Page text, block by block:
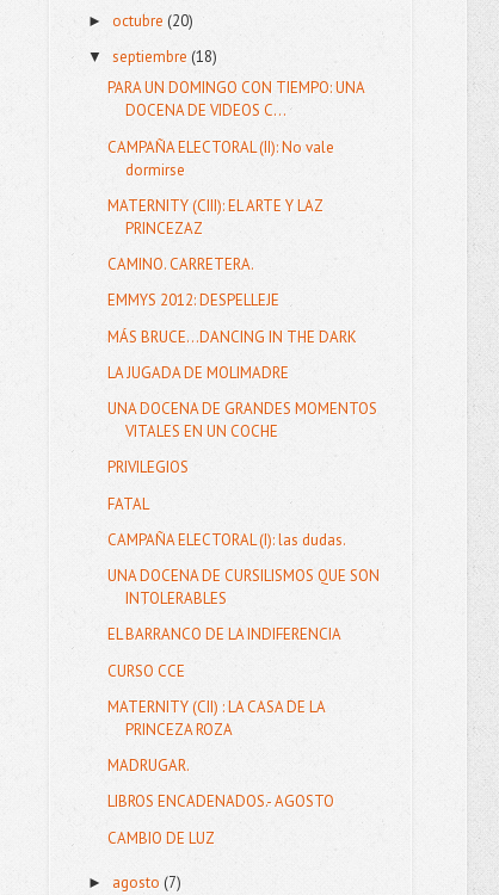
► octubre(20)
▼septiembre(18)
PARA UN DOMINGO CON TIEMPO: UNA
DOCENA DE VIDEOS C...
CAMPAÑA ELECTORAL (II): No vale
dormirse
MATERNITY (CIII): EL ARTE Y LAZ
PRINCEZAZ
CAMINO. CARRETERA.
EMMYS 2012: DESPELLEJE
MÁS BRUCE...DANCING IN THE DARK
LA JUGADA DE MOLIMADRE
UNA DOCENA DE GRANDES MOMENTOS
VITALES EN UN COCHE
PRIVILEGIOS
FATAL
CAMPAÑA ELECTORAL (I): las dudas.
UNA DOCENA DE CURSILISMOS QUE SON
INTOLERABLES
EL BARRANCO DE LA INDIFERENCIA
CURSO CCE
MATERNITY (CII) : LA CASA DE LA
PRINCEZA ROZA
MADRUGAR.
LIBROS ENCADENADOS.- AGOSTO
CAMBIO DE LUZ
► agosto(7)